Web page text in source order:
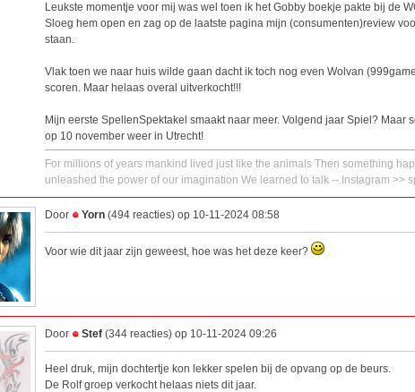
Leukste momentje voor mij was wel toen ik het Gobby boekje pakte bij de
Sloeg hem open en zag op de laatste pagina mijn (consumenten)review
staan.
Vlak toen we naar huis wilde gaan dacht ik toch nog even Wolvan
scoren. Maar helaas overal uitverkocht!!!
Mijn eerste SpellenSpektakel smaakt naar meer. Volgend jaar Spiel? Maar
op 10 november weer in Utrecht!
For millions of years mankind lived just like the animals Then something
unleashed the power of our imagination We learned to talk --.Instagram >>
Door Yorn (494 reacties) op 10-11-2024 08:58
Voor wie dit jaar zijn geweest, hoe was het deze keer?
Door Stef (344 reacties) op 10-11-2024 09:26
Heel druk, mijn dochtertje kon lekker spelen bij de opvang op de beurs.
De Rolf groep verkocht helaas niets dit jaar.